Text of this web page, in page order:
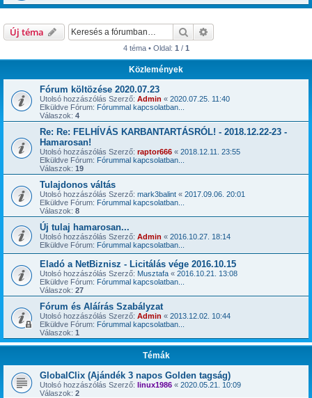
Új téma Keresés
4 téma • Oldal: 1 / 1
Közlemények
Fórum költözése 2020.07.23
Utolsó hozzászólás Szerző: Admin « 2020.07.25. 11:40
Elküldve Fórum: Fórummal kapcsolatban...
Válaszok: 4
Re: Re: FELHÍVÁS KARBANTARTÁSRÓL! - 2018.12.22-23 -
Hamarosan!
Utolsó hozzászólás Szerző: raptor666 « 2018.12.11. 23:55
Elküldve Fórum: Fórummal kapcsolatban...
Válaszok: 19
Tulajdonos váltás
Utolsó hozzászólás Szerző: mark3balint « 2017.09.06. 20:01
Elküldve Fórum: Fórummal kapcsolatban...
Válaszok: 8
Új tulaj hamarosan...
Utolsó hozzászólás Szerző: Admin « 2016.10.27. 18:14
Elküldve Fórum: Fórummal kapcsolatban...
Eladó a NetBiznisz - Licitálás vége 2016.10.15
Utolsó hozzászólás Szerző: Musztafa « 2016.10.21. 13:08
Elküldve Fórum: Fórummal kapcsolatban...
Válaszok: 27
Fórum és Aláírás Szabályzat
Utolsó hozzászólás Szerző: Admin « 2013.12.02. 10:44
Elküldve Fórum: Fórummal kapcsolatban...
Válaszok: 1
Témák
GlobalClix (Ajándék 3 napos Golden tagság)
Utolsó hozzászólás Szerző: linux1986 « 2020.05.21. 10:09
Válaszok: 2